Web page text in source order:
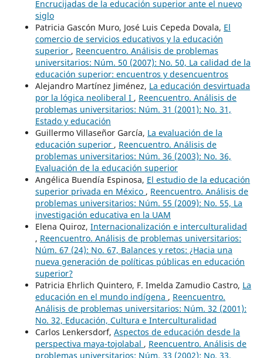
Encrucijadas de la educación superior ante el nuevo
siglo
Patricia Gascón Muro, José Luis Cepeda Dovala, El
comercio de servicios educativos y la educación
superior , Reencuentro. Análisis de problemas
universitarios: Núm. 50 (2007): No. 50, La calidad de la
educación superior: encuentros y desencuentros
Alejandro Martínez Jiménez, La educación desvirtuada
por la lógica neoliberal I , Reencuentro. Análisis de
problemas universitarios: Núm. 31 (2001): No. 31,
Estado y educación
Guillermo Villaseñor García, La evaluación de la
educación superior , Reencuentro. Análisis de
problemas universitarios: Núm. 36 (2003): No. 36,
Evaluación de la educación superior
Angélica Buendía Espinosa, El estudio de la educación
superior privada en México , Reencuentro. Análisis de
problemas universitarios: Núm. 55 (2009): No. 55, La
investigación educativa en la UAM
Elena Quiroz, Internacionalización e interculturalidad
, Reencuentro. Análisis de problemas universitarios:
Núm. 67 (24): No. 67, Balances y retos: ¿Hacia una
nueva generación de políticas públicas en educación
superior?
Patricia Ehrlich Quintero, F. Imelda Zamudio Castro, La
educación en el mundo indígena , Reencuentro.
Análisis de problemas universitarios: Núm. 32 (2001):
No. 32, Educación, Cultura e Interculturalidad
Carlos Lenkersdorf, Aspectos de educación desde la
perspectiva maya-tojolabal , Reencuentro. Análisis de
problemas universitarios: Núm. 33 (2002): No. 33,